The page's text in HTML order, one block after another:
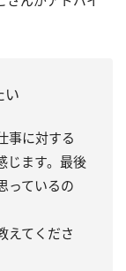
い
事に対する
じます。最後
っているの
えてくださ